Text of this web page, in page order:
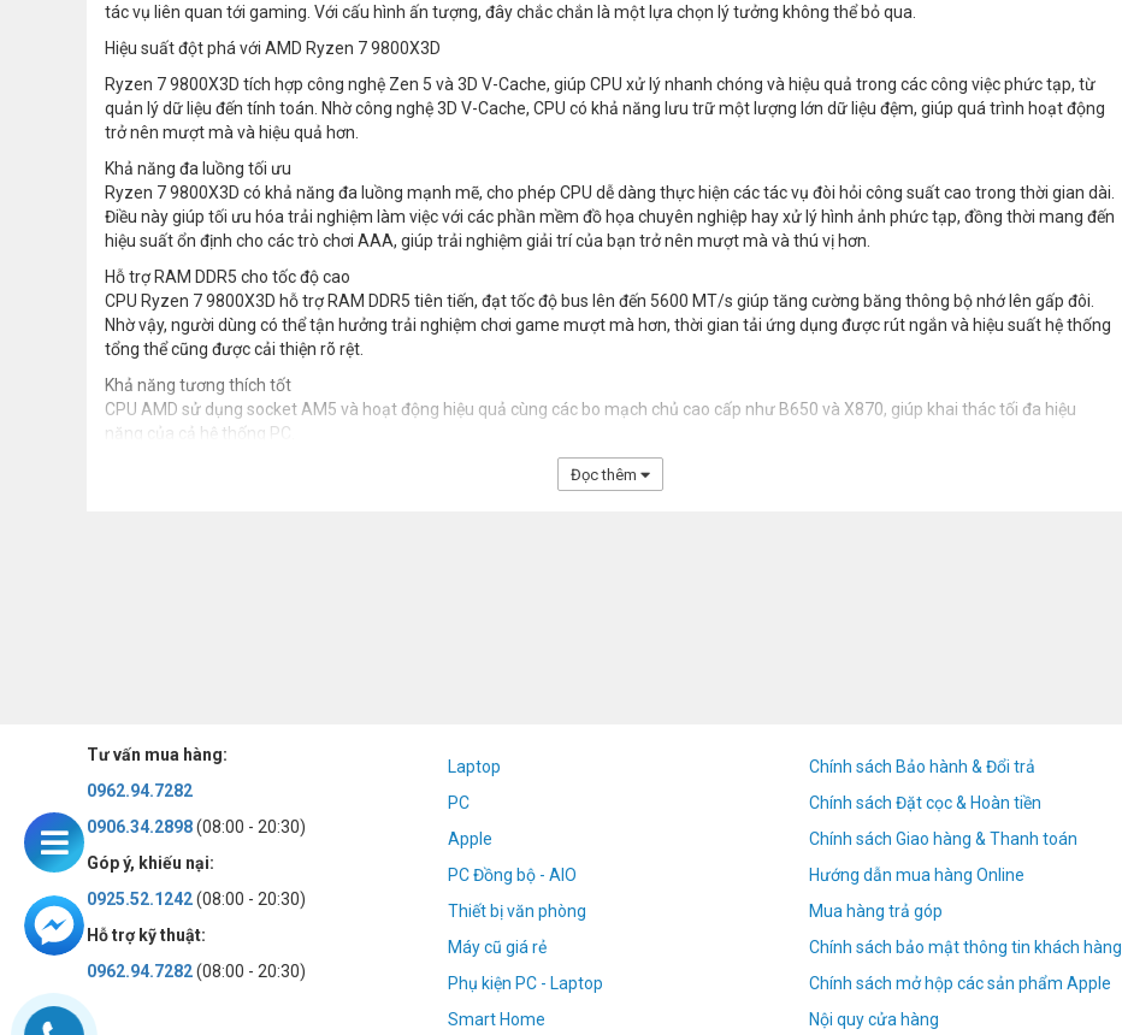
tác vụ liên quan tới gaming. Với cấu hình ấn tượng, đây chắc chắn là một lựa chọn lý tưởng không thể bỏ qua.
Hiệu suất đột phá với AMD Ryzen 7 9800X3D
Ryzen 7 9800X3D tích hợp công nghệ Zen 5 và 3D V-Cache, giúp CPU xử lý nhanh chóng và hiệu quả trong các công việc phức tạp, từ
quản lý dữ liệu đến tính toán. Nhờ công nghệ 3D V-Cache, CPU có khả năng lưu trữ một lượng lớn dữ liệu đệm, giúp quá trình hoạt động
trở nên mượt mà và hiệu quả hơn.
Khả năng đa luồng tối ưu
Ryzen 7 9800X3D có khả năng đa luồng mạnh mẽ, cho phép CPU dễ dàng thực hiện các tác vụ đòi hỏi công suất cao trong thời gian dài.
Điều này giúp tối ưu hóa trải nghiệm làm việc với các phần mềm đồ họa chuyên nghiệp hay xử lý hình ảnh phức tạp, đồng thời mang đến
hiệu suất ổn định cho các trò chơi AAA, giúp trải nghiệm giải trí của bạn trở nên mượt mà và thú vị hơn.
Hỗ trợ RAM DDR5 cho tốc độ cao
CPU Ryzen 7 9800X3D hỗ trợ RAM DDR5 tiên tiến, đạt tốc độ bus lên đến 5600 MT/s giúp tăng cường băng thông bộ nhớ lên gấp đôi.
Nhờ vậy, người dùng có thể tận hưởng trải nghiệm chơi game mượt mà hơn, thời gian tải ứng dụng được rút ngắn và hiệu suất hệ thống
tổng thể cũng được cải thiện rõ rệt.
Khả năng tương thích tốt
CPU AMD sử dụng socket AM5 và hoạt động hiệu quả cùng các bo mạch chủ cao cấp như B650 và X870, giúp khai thác tối đa hiệu
năng của cả hệ thống PC.
Đọc thêm
Tư vấn mua hàng:
0962.94.7282
0906.34.2898(08:00 - 20:30)
Góp ý, khiếu nại:
0925.52.1242(08:00 - 20:30)
Hỗ trợ kỹ thuật:
0962.94.7282(08:00 - 20:30)
Laptop
PC
Apple
PC Đồng bộ - AIO
Thiết bị văn phòng
Máy cũ giá rẻ
Phụ kiện PC - Laptop
Smart Home
Chính sách Bảo hành & Đổi trả
Chính sách Đặt cọc & Hoàn tiền
Chính sách Giao hàng & Thanh toán
Hướng dẫn mua hàng Online
Mua hàng trả góp
Chính sách bảo mật thông tin khách hàng
Chính sách mở hộp các sản phẩm Apple
Nội quy cửa hàng